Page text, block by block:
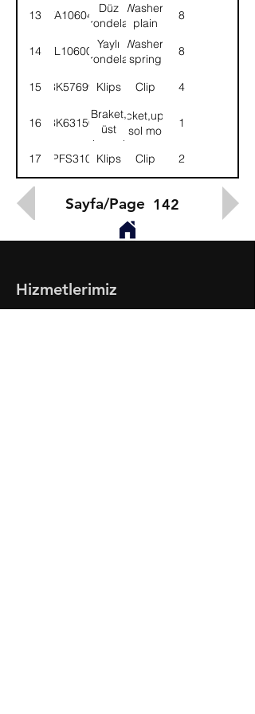
13 WA106044
Düz
rondela
Washer,
plain
8
14 WL106004
Yaylı
rondela
Washer,
spring
8
15 8K57699 Klips Clip 4
16 8K63150
Braket,
üst
konsol
bağlantı
Bracket,upper
consol mount.
1
17 PFS310 Klips Clip 2
Sayfa/Page 142
Hizmetlerimiz